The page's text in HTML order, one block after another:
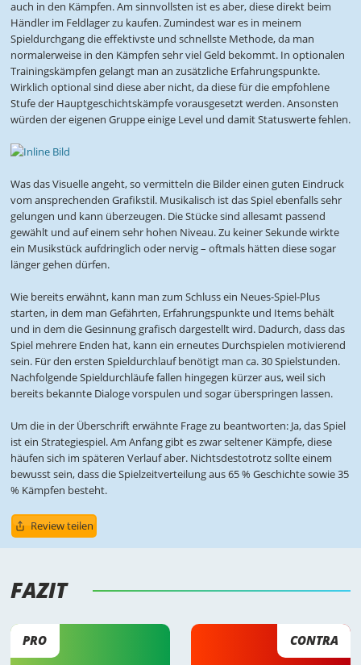
auch in den Kämpfen. Am sinnvollsten ist es aber, diese direkt beim
Händler im Feldlager zu kaufen. Zumindest war es in meinem
Spieldurchgang die effektivste und schnellste Methode, da man
normalerweise in den Kämpfen sehr viel Geld bekommt. In optionalen
Trainingskämpfen gelangt man an zusätzliche Erfahrungspunkte.
Wirklich optional sind diese aber nicht, da diese für die empfohlene
Stufe der Hauptgeschichtskämpfe vorausgesetzt werden. Ansonsten
würden der eigenen Gruppe einige Level und damit Statuswerte fehlen.
Was das Visuelle angeht, so vermitteln die Bilder einen guten Eindruck
vom ansprechenden Grafikstil. Musikalisch ist das Spiel ebenfalls sehr
gelungen und kann überzeugen. Die Stücke sind allesamt passend
gewählt und auf einem sehr hohen Niveau. Zu keiner Sekunde wirkte
ein Musikstück aufdringlich oder nervig – oftmals hätten diese sogar
länger gehen dürfen.
Wie bereits erwähnt, kann man zum Schluss ein Neues-Spiel-Plus
starten, in dem man Gefährten, Erfahrungspunkte und Items behält
und in dem die Gesinnung grafisch dargestellt wird. Dadurch, dass das
Spiel mehrere Enden hat, kann ein erneutes Durchspielen motivierend
sein. Für den ersten Spieldurchlauf benötigt man ca. 30 Spielstunden.
Nachfolgende Spieldurchläufe fallen hingegen kürzer aus, weil sich
bereits bekannte Dialoge vorspulen und sogar überspringen lassen.
Um die in der Überschrift erwähnte Frage zu beantworten: Ja, das Spiel
ist ein Strategiespiel. Am Anfang gibt es zwar seltener Kämpfe, diese
häufen sich im späteren Verlauf aber. Nichtsdestotrotz sollte einem
bewusst sein, dass die Spielzeitverteilung aus 65 % Geschichte sowie 35
% Kämpfen besteht.
Review teilen
FAZIT
PRO CONTRA